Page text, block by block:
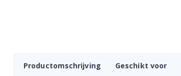
Productomschrijving Geschikt voor